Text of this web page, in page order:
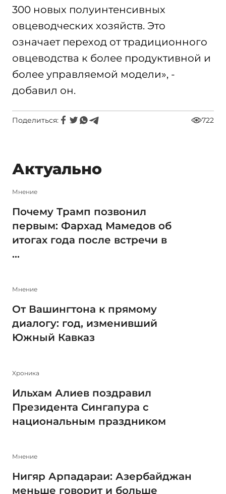
300 новых полуинтенсивных
овцеводческих хозяйств. Это
означает переход от традиционного
овцеводства к более продуктивной и
более управляемой модели», -
добавил он.
Поделиться: 722
Актуально
Мнение
Почему Трамп позвонил
первым: Фархад Мамедов об
итогах года после встречи в
...
Мнение
От Вашингтона к прямому
диалогу: год, изменивший
Южный Кавказ
Xроника
Ильхам Алиев поздравил
Президента Сингапура с
национальным праздником
Мнение
Нигяр Арпадараи: Азербайджан
меньше говорит и больше